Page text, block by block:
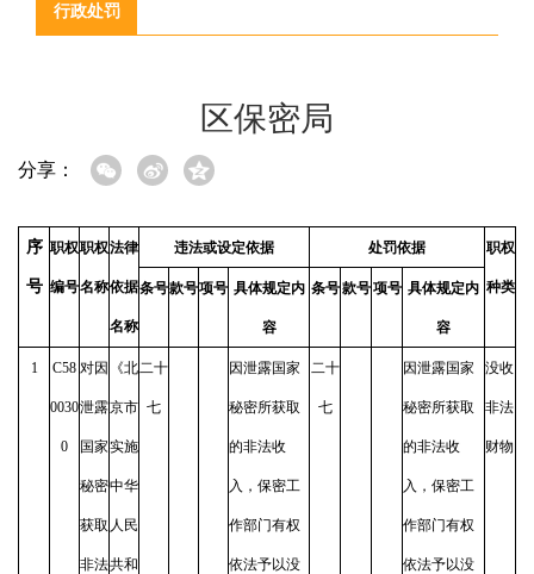
行政处罚
区保密局
分享：
序
号
职权
编号
职权
名称
法律
依据
名称
违法或设定依据 处罚依据 职权
种类
条号款号项号 具体规定内
容
条号款号项号 具体规定内
容
1 C58
0030
0
对因
泄露
国家
秘密
获取
非法
《北
京市
实施
中华
人民
共和
二十
七
因泄露国家
秘密所获取
的非法收
入，保密工
作部门有权
依法予以没
二十
七
因泄露国家
秘密所获取
的非法收
入，保密工
作部门有权
依法予以没
没收
非法
财物